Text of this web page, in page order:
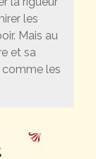
les
Mais au
et sa
les